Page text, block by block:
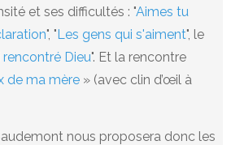
et ses difficultés : "Aimes tu
", "Les gens qui s'aiment", le
rencontré Dieu". Et la rencontre
de ma mère » (avec clin d’œil à
nous proposera donc les